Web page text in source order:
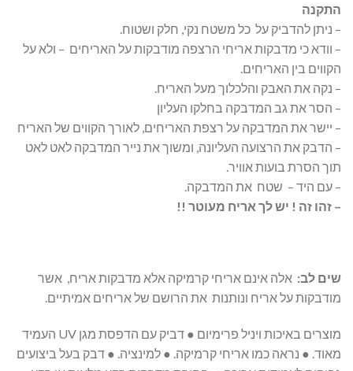
התקנה
– ניתן להדביק על כל משטח נקי, חלק ושטוח.
– וודא כי מדבקות אריחי הרצפה מודבקות על האריחים – ולא על
הקווים בין האריחים.
– נקה את האבק והלכלוך מעל האריח.
– הסר את גב המדבקה בחלקו העליון
– יישר את המדבקה על רצפת האריחים, לאורך הקווים של האריח
– הדבק את הרצועה העליונה, ומשוך את נייר המדבקה לאט לאט
תוך הסרת בועות אוויר.
– עם היד – שטח את המדבקה.
– זהו זה ! יש לך אריח מעוטר !!
שים לב: אלה אינם אריחי קרמיקה אלא מדבקות אריח, אשר
מודבקות על אריח ונותנות את הרושם של אריחים אמיתיים.
מוצרים באיכות ויניל פרימיום ● דביק עם הדפסת מגן UV העמיד
מאוד. ● נראה כמו אריחי קרמיקה. ● למינציה. ● דבק בעל ביצועים